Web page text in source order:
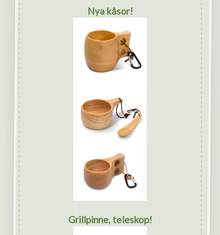
Nya kåsor!
Grillpinne, teleskop!